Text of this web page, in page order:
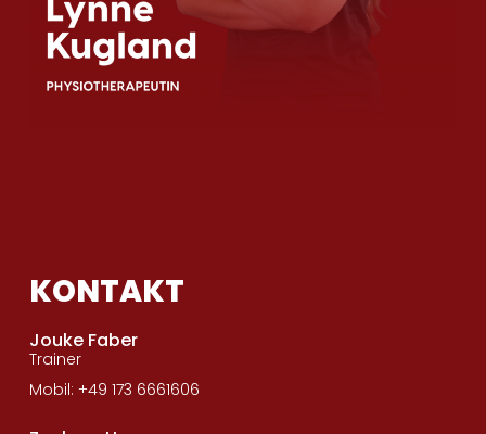
KONTAKT
Jouke Faber
Trainer
Mobil: +49 173 6661606